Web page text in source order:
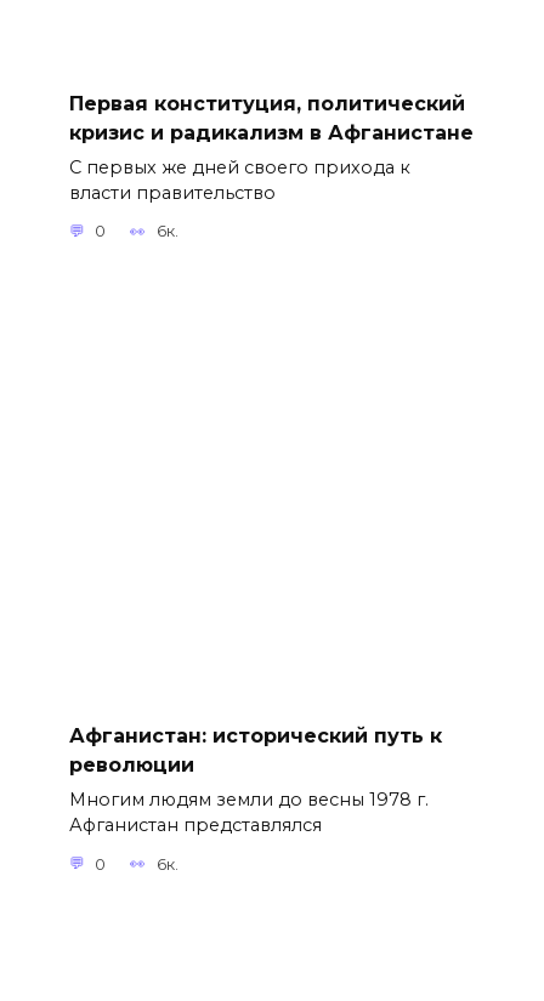
Первая конституция, политический
кризис и радикализм в Афганистане
С первых же дней своего прихода к
власти правительство
0 6к.
Афганистан: исторический путь к
революции
Многим людям земли до весны 1978 г.
Афганистан представлялся
0 6к.